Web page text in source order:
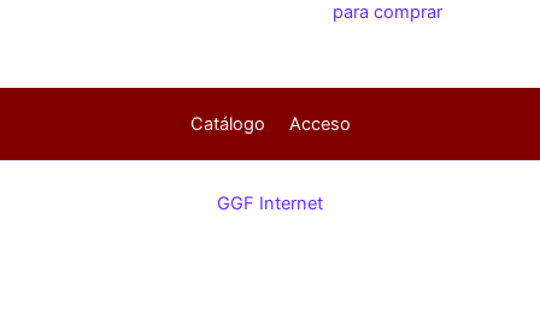
para comprar
Catálogo Acceso
GGF Internet